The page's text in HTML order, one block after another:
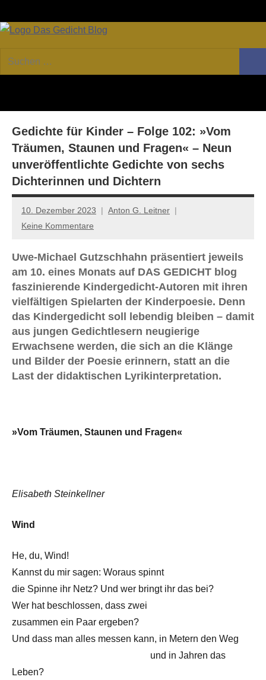
Inhalt
GEDICHT
Forum
von
Lyrik,
Kritik
Suchen
nach:
Gedichte für Kinder – Folge 102: »Vom
Träumen, Staunen und Fragen« – Neun
unveröffentlichte Gedichte von sechs
Dichterinnen und Dichtern
10. Dezember 2023
Anton G. Leitner
Keine Kommentare
Uwe-Michael Gutzschhahn präsentiert jeweils
am 10. eines Monats auf DAS GEDICHT blog
faszinierende Kindergedicht-Autoren mit ihren
vielfältigen Spielarten der Kinderpoesie. Denn
das Kindergedicht soll lebendig bleiben – damit
aus jungen Gedichtlesern neugierige
Erwachsene werden, die sich an die Klänge
und Bilder der Poesie erinnern, statt an die
Last der didaktischen Lyrikinterpretation.
»Vom Träumen, Staunen und Fragen«
Elisabeth Steinkellner
Wind
He, du, Wind!
Kannst du mir sagen: Woraus spinnt
die Spinne ihr Netz? Und wer bringt ihr das bei?
Wer hat beschlossen, dass zwei
zusammen ein Paar ergeben?
Und dass man alles messen kann, in Metern den Weg
und in Jahren das
Leben?